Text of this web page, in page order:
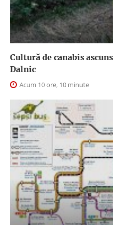
Cultură de canabis
Dalnic
Acum 10 ore, 10 minute